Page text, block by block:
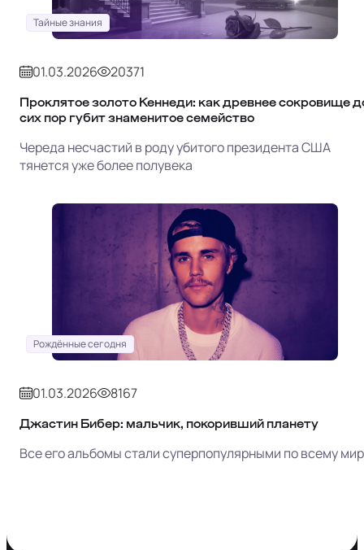
Тайные знания
01.03.2026 20371
Проклятое золото Кеннеди: как древнее сокровище
сих пор губит знаменитое семейство
Череда несчастий в роду убитого президента США
тянется уже более полувека
Рождённые сегодня
01.03.2026 8167
Джастин Бибер: мальчик, покоривший планету
Все его альбомы стали суперпопулярными по всему